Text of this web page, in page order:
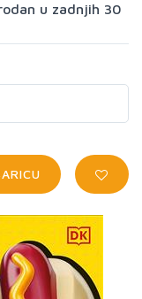
u zadnjih 30